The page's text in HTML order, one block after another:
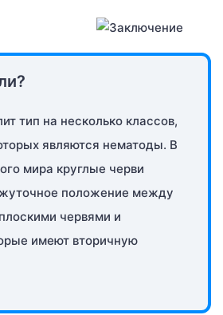
тип на несколько классов,
являются нематоды. В
мира круглые черви
положение между
червями и
имеют вторичную